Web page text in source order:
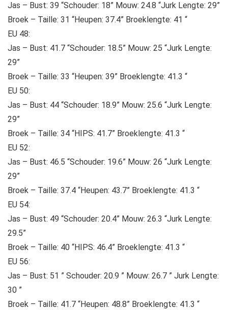
Jas – Bust: 39 “Schouder: 18” Mouw: 24.8 “Jurk Lengte: 29”
Broek – Taille: 31 “Heupen: 37.4” Broeklengte: 41 “
EU 48:
Jas – Bust: 41.7 “Schouder: 18.5” Mouw: 25 “Jurk Lengte:
29”
Broek – Taille: 33 “Heupen: 39” Broeklengte: 41.3 “
EU 50:
Jas – Bust: 44 “Schouder: 18.9” Mouw: 25.6 “Jurk Lengte:
29”
Broek – Taille: 34 “HIPS: 41.7” Broeklengte: 41.3 “
EU 52:
Jas – Bust: 46.5 “Schouder: 19.6” Mouw: 26 “Jurk Lengte:
29”
Broek – Taille: 37.4 “Heupen: 43.7” Broeklengte: 41.3 “
EU 54:
Jas – Bust: 49 “Schouder: 20.4” Mouw: 26.3 “Jurk Lengte:
29.5”
Broek – Taille: 40 “HIPS: 46.4” Broeklengte: 41.3 “
EU 56:
Jas – Bust: 51 ” Schouder: 20.9 ” Mouw: 26.7 ” Jurk Lengte:
30 ”
Broek – Taille: 41.7 “Heupen: 48.8” Broeklengte: 41.3 “